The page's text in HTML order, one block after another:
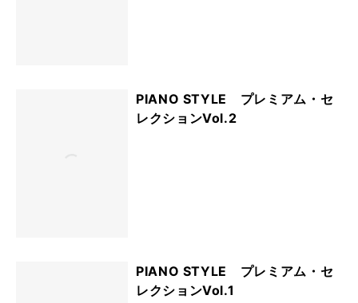
PIANO STYLE プレミアム・セ
レクションVol.2
PIANO STYLE プレミアム・セ
レクションVol.1